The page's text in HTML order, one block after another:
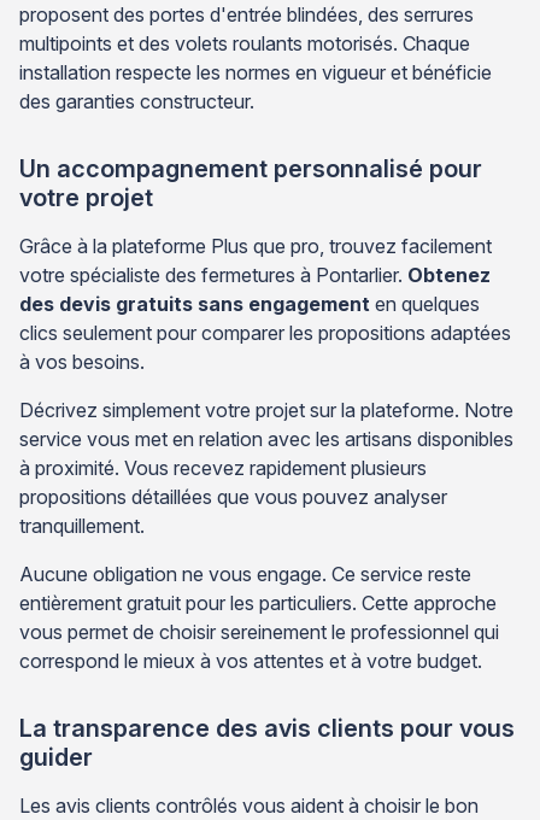
proposent des portes d'entrée blindées, des serrures
multipoints et des volets roulants motorisés. Chaque
installation respecte les normes en vigueur et bénéficie
des garanties constructeur.
Un accompagnement personnalisé pour
votre projet
Grâce à la plateforme Plus que pro, trouvez facilement
votre spécialiste des fermetures à Pontarlier. Obtenez
des devis gratuits sans engagement en quelques
clics seulement pour comparer les propositions adaptées
à vos besoins.
Décrivez simplement votre projet sur la plateforme. Notre
service vous met en relation avec les artisans disponibles
à proximité. Vous recevez rapidement plusieurs
propositions détaillées que vous pouvez analyser
tranquillement.
Aucune obligation ne vous engage. Ce service reste
entièrement gratuit pour les particuliers. Cette approche
vous permet de choisir sereinement le professionnel qui
correspond le mieux à vos attentes et à votre budget.
La transparence des avis clients pour vous
guider
Les avis clients contrôlés vous aident à choisir le bon